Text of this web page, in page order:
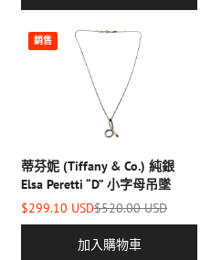
銷售
蒂芬妮 (Tiffany & Co.) 純銀
Elsa Peretti “d” 小字母吊墜
$299.10 USD$520.00 USD
加入購物車